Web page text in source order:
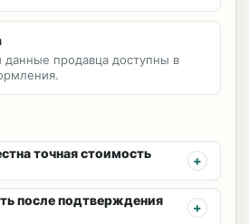
данные продавца доступны в
точная стоимость
после подтверждения